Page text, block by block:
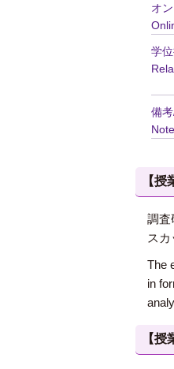
オ
学
備
【
調査
ス
The
in
【